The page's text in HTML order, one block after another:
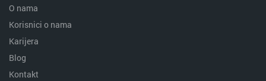
O nama
Korisnici o nama
Karijera
Blog
Kontakt